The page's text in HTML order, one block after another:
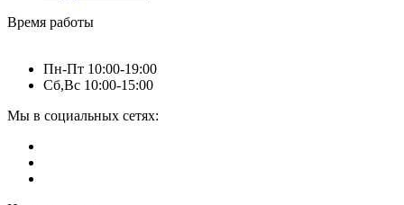
Время работы
Пн-Пт 10:00-19:00
Сб,Вс 10:00-15:00
Мы в социальных сетях: